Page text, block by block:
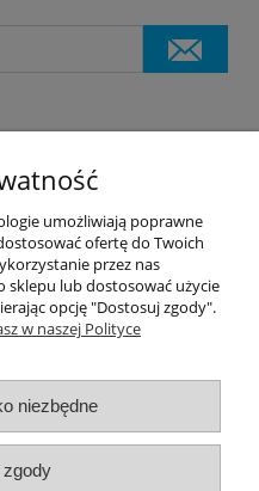
umożliwiają poprawne
ofertę do Twoich
przez nas
sklepu lub dostosować użycie
opcję "Dostosuj zgody".
w naszej Polityce
niezbędne